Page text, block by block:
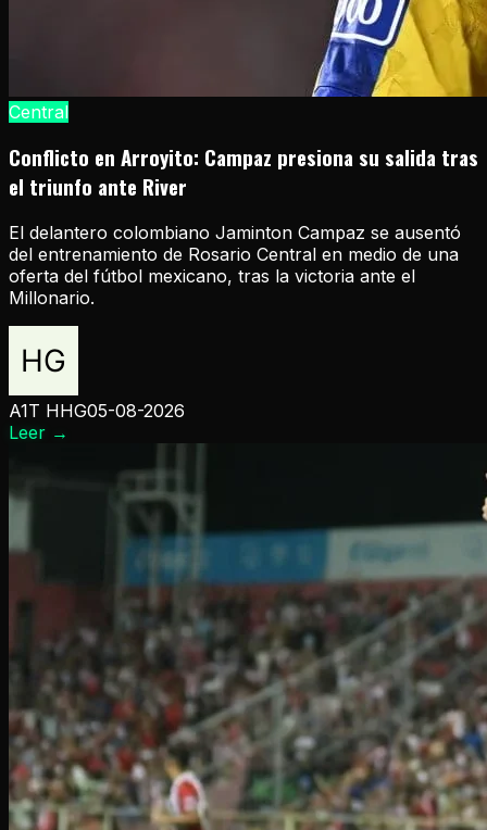
Central
Conflicto en Arroyito: Campaz presiona su salida tras
el triunfo ante River
El delantero colombiano Jaminton Campaz se ausentó
del entrenamiento de Rosario Central en medio de una
oferta del fútbol mexicano, tras la victoria ante el
Millonario.
A1T HHG05-08-2026
Leer →